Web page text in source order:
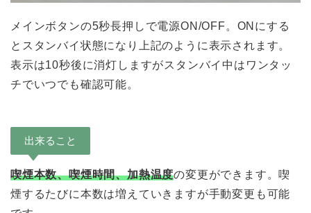
メインボタンの5秒長押しで電源ON/OFF。ONにする
とスタンバイ状態になり上記のように表示されます。
表示は10秒後に消灯しますがスタンバイ中はワンタッ
チでいつでも確認可能。
出来ること
喫煙本数、喫煙時間、加熱温度の変更ができます。喫
煙するたびに本数は増えていきますが手動変更も可能